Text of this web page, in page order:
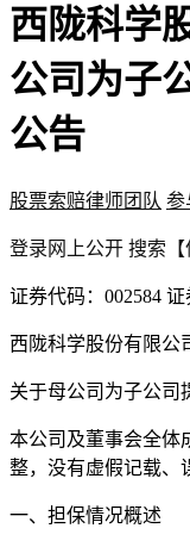
西陇科学
公司为子
公告
股票索赔律师团队 参
登录 网上公开 搜索【
证券代码：002584 证
西陇科学股份有限公
关于母公司为子公司
本公司及董事会全体
整，没有虚假记载、
一、担保情况概述